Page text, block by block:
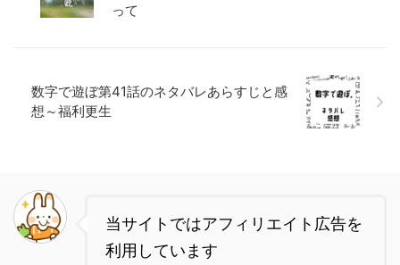
って
数字で遊ぼ第41話のネタバレあらすじと感
想～福利更生
当サイトではアフィリエイト広告を
利用しています